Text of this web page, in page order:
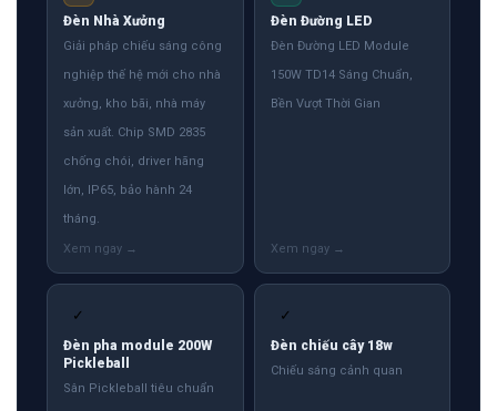
Đèn Nhà Xưởng
Giải pháp chiếu sáng công
nghiệp thế hệ mới cho nhà
xưởng, kho bãi, nhà máy
sản xuất. Chip SMD 2835
chống chói, driver hãng
lớn, IP65, bảo hành 24
tháng.
Đèn Đường LED
Đèn Đường LED Module
150W TD14 Sáng Chuẩn,
Bền Vượt Thời Gian
✓
Đèn pha module 200W
Pickleball
Sân Pickleball tiêu chuẩn
✓
Đèn chiếu cây 18w
Chiếu sáng cảnh quan